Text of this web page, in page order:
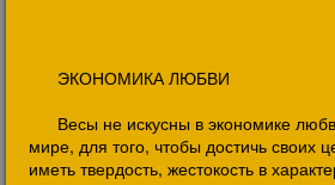
ЭКОНОМИКА ЛЮБВИ
Весы не искусны в экономике
мире, для того, чтобы достичь своих
иметь твердость, жестокость в